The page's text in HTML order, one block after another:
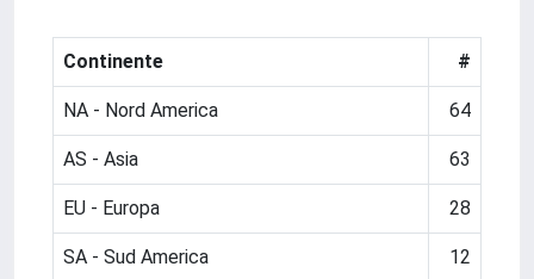
Continente #
NA - Nord America 64
AS - Asia 63
EU - Europa 28
SA - Sud America 12